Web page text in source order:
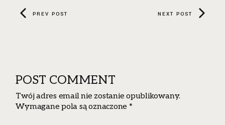
PREV POST NEXT POST
POST COMMENT
Twój adres email nie zostanie opublikowany.
Wymagane pola są oznaczone *